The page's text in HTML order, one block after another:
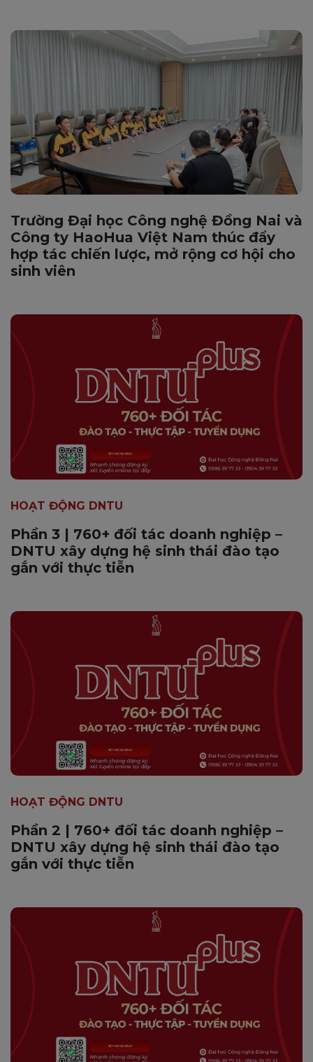
Trường Đại học Công nghệ Đồng Nai và
Công ty HaoHua Việt Nam thúc đẩy
hợp tác chiến lược, mở rộng cơ hội cho
sinh viên
HOẠT ĐỘNG DNTU
Phần 3 | 760+ đối tác doanh nghiệp –
DNTU xây dựng hệ sinh thái đào tạo
gắn với thực tiễn
HOẠT ĐỘNG DNTU
Phần 2 | 760+ đối tác doanh nghiệp –
DNTU xây dựng hệ sinh thái đào tạo
gắn với thực tiễn